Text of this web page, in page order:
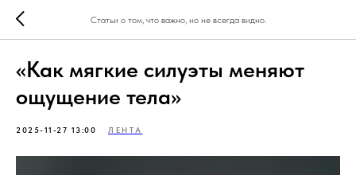
Статьи о том, что важно, но не всегда видно.
«Как мягкие силуэты меняют
ощущение тела»
2025-11-27 13:00 ЛЕНТА